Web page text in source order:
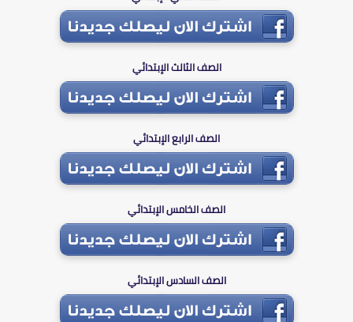
الصف الثالث الإبتدائي
الصف الرابع الإبتدائي
الصف الخامس الإبتدائي
الصف السادس الإبتدائي